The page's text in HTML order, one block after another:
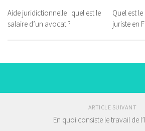
Aide juridictionnelle : quel est le
salaire d’un avocat ?
Quel est
juriste en
ARTICLE SUIVANT
En quoi consiste le travail de